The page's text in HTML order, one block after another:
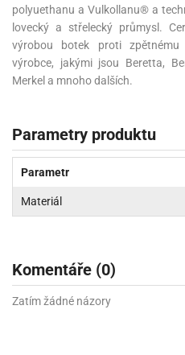
polyuethanu a Vulkollanu® a
lovecký a střelecký průmysl.
výrobou botek proti
výrobce, jakými jsou Beretta,
Merkel a mnoho dalších.
Parametry produktu
Parametr
Materiál
Komentáře (0)
Zatím žádné názory